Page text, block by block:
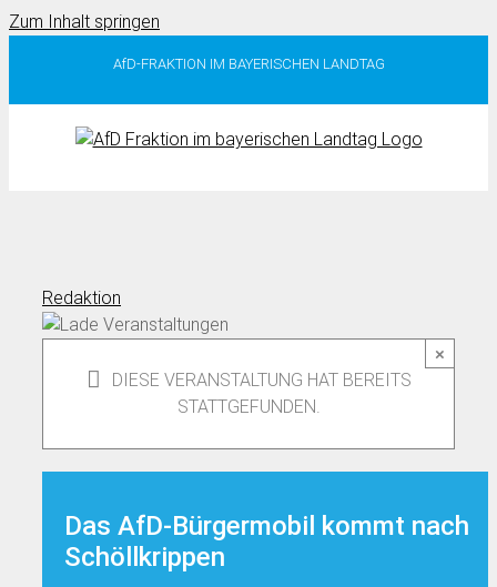
Zum Inhalt springen
AfD-FRAKTION IM BAYERISCHEN LANDTAG
Redaktion
×
DIESE VERANSTALTUNG HAT BEREITS
STATTGEFUNDEN.
Das AfD-Bürgermobil kommt nach
Schöllkrippen